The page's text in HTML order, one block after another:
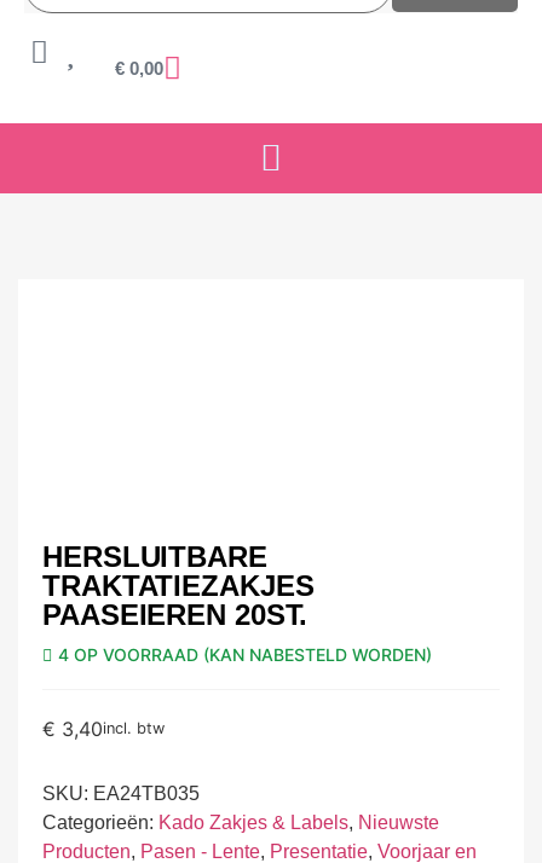
€ 0,00
HERSLUITBARE
TRAKTATIEZAKJES
PAASEIEREN 20ST.
4 OP VOORRAAD (KAN NABESTELD WORDEN)
€ 3,40incl. btw
SKU: EA24TB035
Categorieën: Kado Zakjes & Labels, Nieuwste
Producten, Pasen - Lente, Presentatie, Voorjaar en